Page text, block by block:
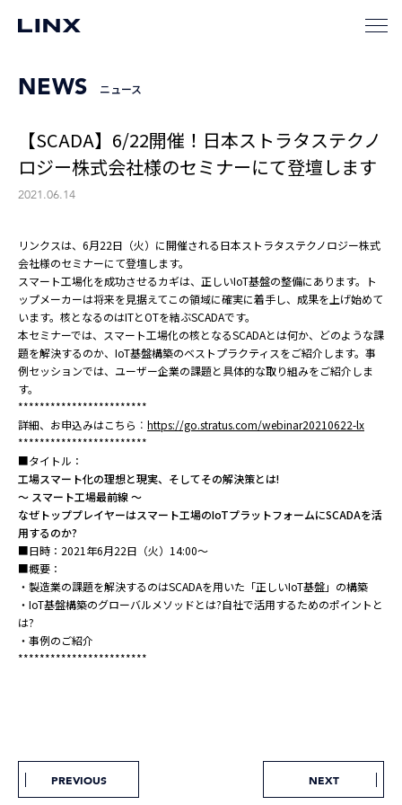
NEWS ニュース
【SCADA】6/22開催！日本ストラタステクノ
ロジー株式会社様のセミナーにて登壇します
2021.06.14
リンクスは、6月22日（火）に開催される日本ストラタステクノロジー株式
会社様のセミナーにて登壇します。
スマート工場化を成功させるカギは、正しいIoT基盤の整備にあります。ト
ップメーカーは将来を見据えてこの領域に確実に着手し、成果を上げ始めて
います。核となるのはITとOTを結ぶSCADAです。
本セミナーでは、スマート工場化の核となるSCADAとは何か、どのような課
題を解決するのか、IoT基盤構築のベストプラクティスをご紹介します。事
例セッションでは、ユーザー企業の課題と具体的な取り組みをご紹介しま
す。
************************
詳細、お申込みはこちら︰ https://go.stratus.com/webinar20210622-lx
************************
■タイトル：
工場スマート化の理想と現実、そしてその解決策とは!
～ スマート工場最前線 ～
なぜトッププレイヤーはスマート工場のIoTプラットフォームにSCADAを活
用するのか?
■日時：2021年6月22日（火）14:00～
■概要：
・製造業の課題を解決するのはSCADAを用いた「正しいIoT基盤」の構築
・IoT基盤構築のグローバルメソッドとは?自社で活用するためのポイントと
は?
・事例のご紹介
************************
PREVIOUS NEXT